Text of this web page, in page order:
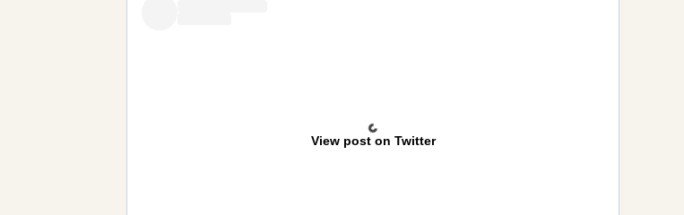
View post on Twitter